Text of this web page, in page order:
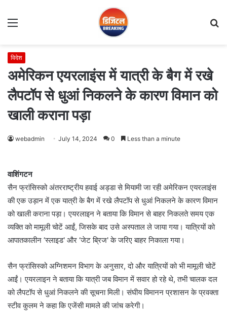
Menu
विदेश
अमेरिकन एयरलाइंस में यात्री के बैग में रखे
लैपटॉप से धुआं निकलने के कारण विमान को
खाली कराना पड़ा
webadmin July 14, 2024 0 Less than a minute
वाशिंगटन
सैन फ्रांसिस्को अंतरराष्ट्रीय हवाई अड्डा से मियामी जा रही अमेरिकन एयरलाइंस
की एक उड़ान में एक यात्री के बैग में रखे लैपटॉप से धुआं निकलने के कारण विमान
को खाली कराना पड़ा। एयरलाइन ने बताया कि विमान से बाहर निकलते समय एक
व्यक्ति को मामूली चोटें आईं, जिसके बाद उसे अस्पताल ले जाया गया। यात्रियों को
आपातकालीन ‘स्लाइड' और ‘जेट ब्रिज' के जरिए बाहर निकाला गया।
सैन फ्रांसिस्को अग्निशमन विभाग के अनुसार, दो और यात्रियों को भी मामूली चोटें
आईं। एयरलाइन ने बताया कि यात्री जब विमान में सवार हो रहे थे, तभी चालक दल
को लैपटॉप से ​​धुआं निकलने की सूचना मिली। संघीय विमानन प्रशासन के प्रवक्ता
स्टीव कुलम ने कहा कि एजेंसी मामले की जांच करेगी।